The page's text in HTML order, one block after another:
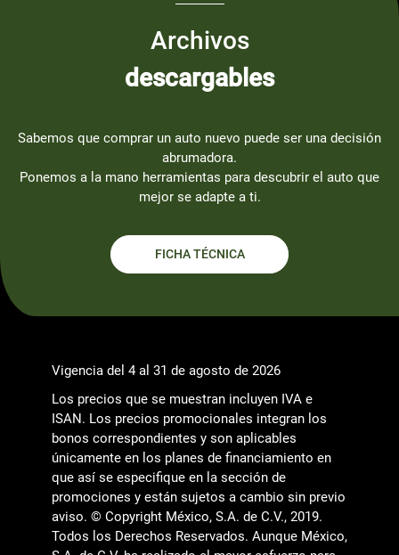
Archivos
descargables
Sabemos que comprar un auto nuevo puede ser una decisión
abrumadora.
Ponemos a la mano herramientas para descubrir el auto que
mejor se adapte a ti.
FICHA TÉCNICA
Vigencia del 4 al 31 de agosto de 2026
Los precios que se muestran incluyen IVA e
ISAN. Los precios promocionales integran los
bonos correspondientes y son aplicables
únicamente en los planes de financiamiento en
que así se especifique en la sección de
promociones y están sujetos a cambio sin previo
aviso. © Copyright México, S.A. de C.V., 2019.
Todos los Derechos Reservados. Aunque México,